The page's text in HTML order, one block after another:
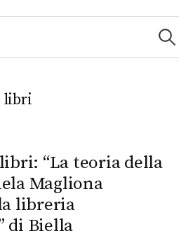
per:
libri
libri: “La teoria della
Magliona
libreria
di Biella